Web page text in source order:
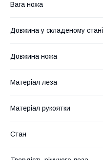
Вага ножа
Довжина у складеному стані
Довжина ножа
Матеріал леза
Матеріал рукоятки
Стан